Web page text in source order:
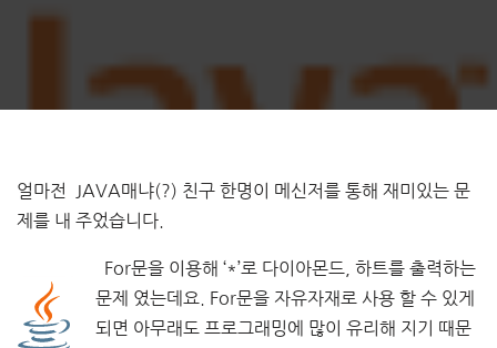
얼마전 JAVA매냐(?) 친구 한명이 메신저를 통해 재미있는 문
제를 내 주었습니다.
For문을 이용해 ‘*’로 다이아몬드, 하트를 출력하는
문제 였는데요. For문을 자유자재로 사용 할 수 있게
되면 아무래도 프로그래밍에 많이 유리해 지기 때문